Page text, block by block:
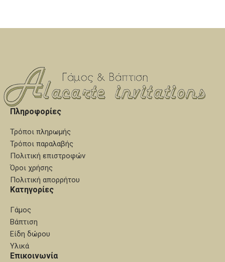
Μπουκαλάκι-σαπουνάκι-3
συμπεριλαμβάνονται στην τιμή
του σετ)
Πληροφορίες
Τρόποι πληρωμής
Τρόποι παραλαβής
Πολιτική επιστροφών
Όροι χρήσης
Πολιτική απορρήτου
Κατηγορίες
Γάμος
Βάπτιση
Είδη δώρου
Υλικά
Επικοινωνία